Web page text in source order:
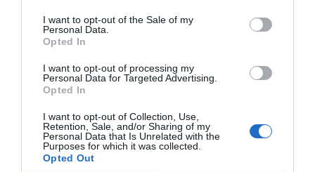
I want to opt-out of the Sale of my
Personal Data.
Opted In
I want to opt-out of processing my
Personal Data for Targeted Advertising.
Opted In
I want to opt-out of Collection, Use,
Retention, Sale, and/or Sharing of my
Personal Data that Is Unrelated with the
Purposes for which it was collected.
Opted Out
por Redacción
Artículos anteriores
Opinión
por Eulogio López